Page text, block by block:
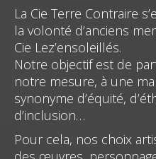
La Cie Terre Contraire
la volonté d’anciens
Cie Lez’ensoleillés.
Notre objectif est de
notre mesure, à une
synonyme d’équité,
d’inclusion…
​Pour cela, nos choix